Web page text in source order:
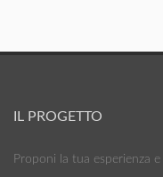
IL PROGETTO
Proponi la tua esperienza